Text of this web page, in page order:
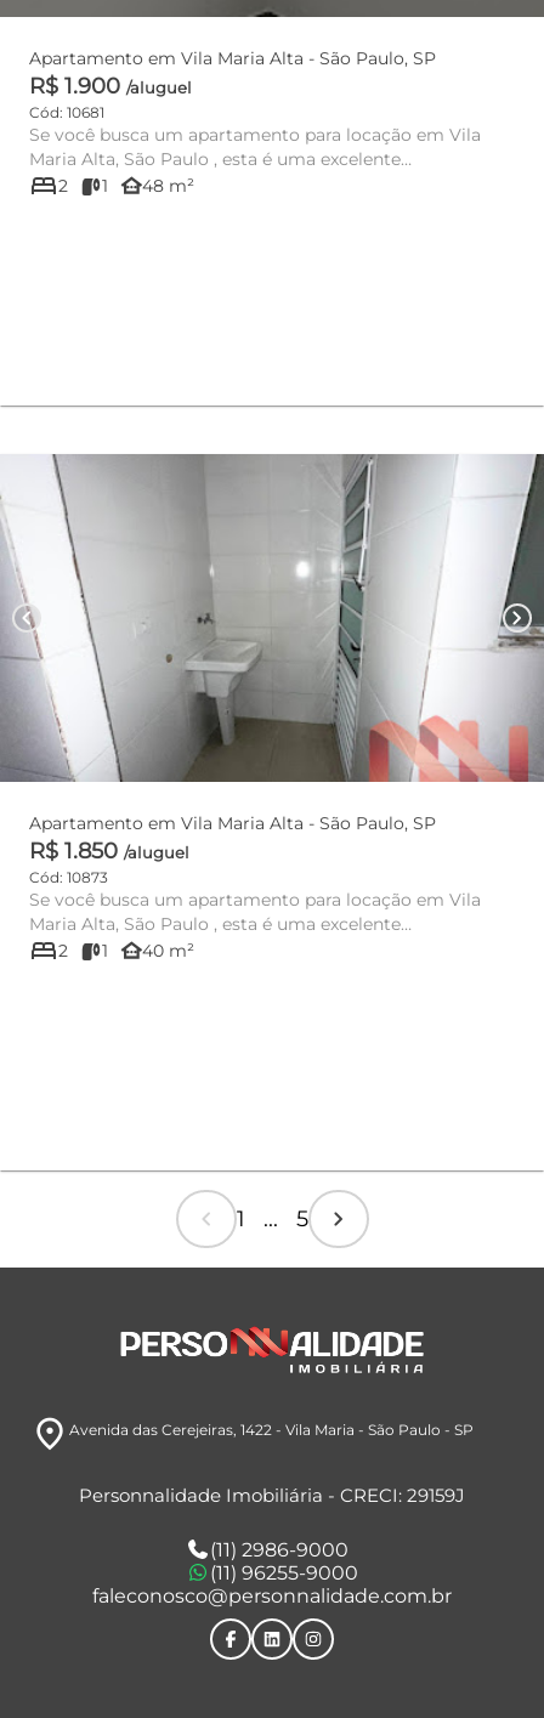
Apartamento em Vila Maria Alta - São Paulo, SP
R$ 1.900 /aluguel
Cód: 10681
Se você busca um apartamento para locação em Vila
Maria Alta, São Paulo , esta é uma excelente
oportunidade para morar...
bed2 1 other_houses48 m²
chevron_left chevron_right
Apartamento em Vila Maria Alta - São Paulo, SP
R$ 1.850 /aluguel
Cód: 10873
Se você busca um apartamento para locação em Vila
Maria Alta, São Paulo , esta é uma excelente
oportunidade para morar...
bed2 1 other_houses40 m²
chevron_left 1 ... 5 chevron_right
room Avenida das Cerejeiras, 1422- Vila Maria - São Paulo - SP
Personnalidade Imobiliária - CRECI: 29159J
(11) 2986-9000
(11) 96255-9000
faleconosco@personnalidade.com.br